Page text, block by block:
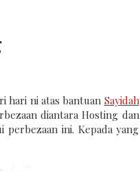
hari ni atas bantuan Sayidah
diantara Hosting dan
perbezaan ini. Kepada yang